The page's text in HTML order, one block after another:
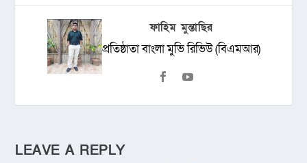
ফাহিম মুন্তাছির
প্রতিষ্ঠাতা বাংলা মুভি রিভিউ (বিএমআর)
LEAVE A REPLY